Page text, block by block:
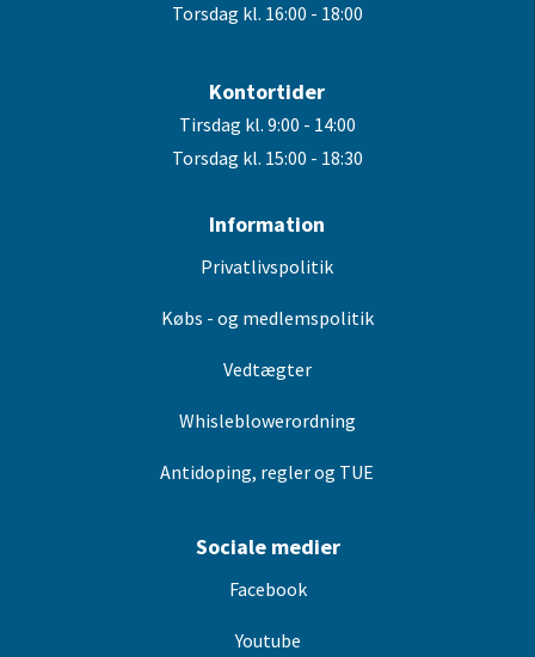
Torsdag kl. 16:00 - 18:00
Kontortider
Tirsdag kl. 9:00 - 14:00
Torsdag kl. 15:00 - 18:30
Information
Privatlivspolitik
Købs - og medlemspolitik
Vedtægter
Whisleblowerordning
Antidoping, regler og TUE
Sociale medier
Facebook
Youtube